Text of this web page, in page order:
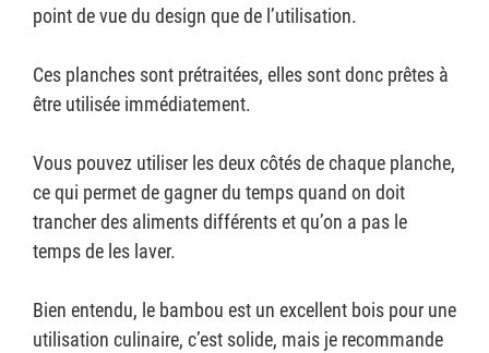
point de vue du design que de l’utilisation.
Ces planches sont prétraitées, elles sont donc prêtes à
être utilisée immédiatement.
Vous pouvez utiliser les deux côtés de chaque planche,
ce qui permet de gagner du temps quand on doit
trancher des aliments différents et qu’on a pas le
temps de les laver.
Bien entendu, le bambou est un excellent bois pour une
utilisation culinaire, c’est solide, mais je recommande